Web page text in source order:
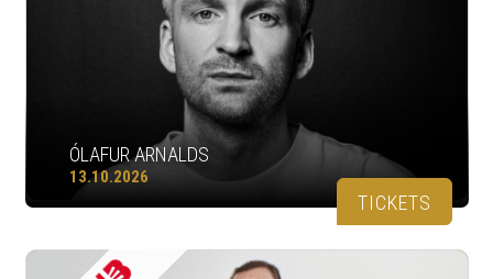
ÓLAFUR ARNALDS
13.10.2026
TICKETS